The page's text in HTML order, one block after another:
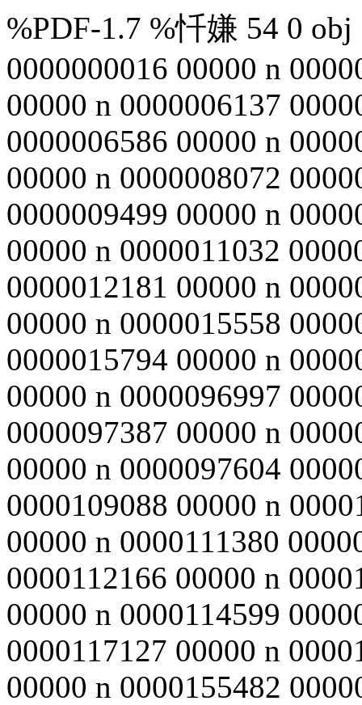
%PDF-1.7 %忏嫌 54 0
0000000016 00000 n
00000 n 0000006137
0000006586 00000 n
00000 n 0000008072
0000009499 00000 n
00000 n 0000011032
0000012181 00000 n
00000 n 0000015558
0000015794 00000 n
00000 n 0000096997
0000097387 00000 n
00000 n 0000097604
0000109088 00000 n
00000 n 0000111380
0000112166 00000 n
00000 n 0000114599
0000117127 00000 n
00000 n 0000155482